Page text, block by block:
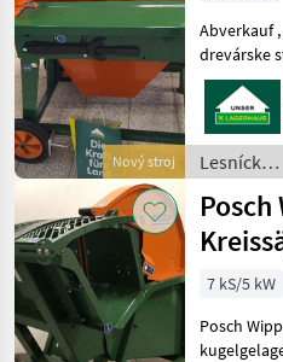
Nový stroj
Abverkauf , , : Lesnícke a
drevárske
píla
Lesnícke a
drevárske
stroje /
Posch
Posch
7 kS/5 kW
Posch